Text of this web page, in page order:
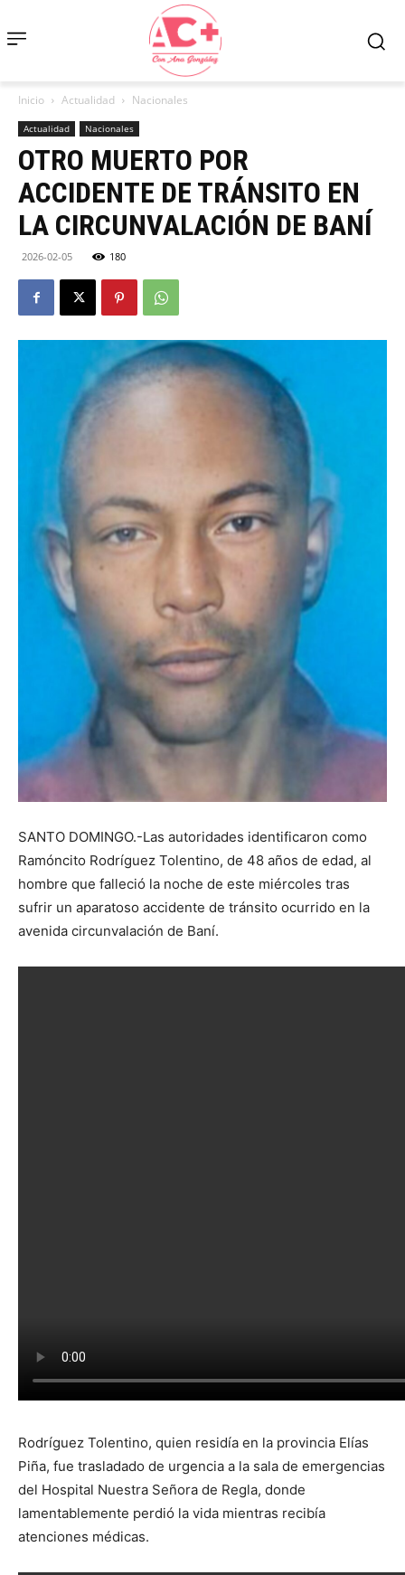
Inicio Actualidad Nacionales
Actualidad Nacionales
OTRO MUERTO POR
ACCIDENTE DE TRÁNSITO EN
LA CIRCUNVALACIÓN DE BANÍ
2026-02-05 180
SANTO DOMINGO.-Las autoridades identificaron como
Ramóncito Rodríguez Tolentino, de 48 años de edad, al
hombre que falleció la noche de este miércoles tras
sufrir un aparatoso accidente de tránsito ocurrido en la
avenida circunvalación de Baní.
Rodríguez Tolentino, quien residía en la provincia Elías
Piña, fue trasladado de urgencia a la sala de emergencias
del Hospital Nuestra Señora de Regla, donde
lamentablemente perdió la vida mientras recibía
atenciones médicas.